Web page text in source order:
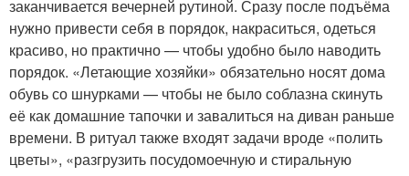
заканчивается вечерней рутиной. Сразу после подъёма
нужно привести себя в порядок, накраситься, одеться
красиво, но практично — чтобы удобно было наводить
порядок. «Летающие хозяйки» обязательно носят дома
обувь со шнурками — чтобы не было соблазна скинуть
её как домашние тапочки и завалиться на диван раньше
времени. В ритуал также входят задачи вроде «полить
цветы», «разгрузить посудомоечную и стиральную